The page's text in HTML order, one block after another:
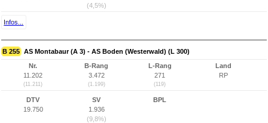
(4,5%)
Infos...
B 255 AS Montabaur (A 3) - AS Boden (Westerwald) (L 300)
Nr.
11.202
(11.211)
B-Rang
3.472
(1.199)
L-Rang
271
(119)
Land
RP
DTV
19.750
SV
1.936
(9,8%)
BPL